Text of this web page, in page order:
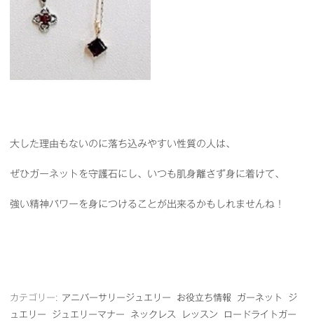
大した理由もないのに落ち込みやすい性質の人は、
ぜひガーネットを守護石にし、いつも肌身離さず身に着けて、
強い精神パワーを身につけることが出来るかもしれませんね！
カテゴリー: アニバーサリージュエリー お役立ち情報 ガーネット
ジ
ュエリー
ジュエリーマナー ネックレス レッスン
ロードライトガー